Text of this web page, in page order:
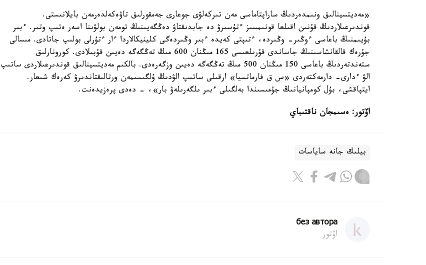
«مەديتسينالىق ونىمدەردىڭ ساراپتاماسى مەن تىركەلۋى جوعارى جەمقورلىق تاۋەكەلدەرمەن بايلانىستى.
قوندىرعىلاردىڭ قۇنىن اقىلعا قونىمسىز ءتۇسىرۋ دە جابدىقتاۋ دەڭگەيىنىڭ تومەن بولۋىنا اسەر ەتىپ وتىر. ءبىر
بۇيىمنىڭ باعاسى ءوڭىر- وڭىردە، ءتىپتى كەيدە ءبىر وڭىردەگى كلينيكالاردا ءار ءتۇرلى بولىپ جاتادى. مىسالى
جۇرەك قالقانشاسىنىڭ جاساندى قۇرىلعىسى 165 مىڭنان 600 مىڭ تەڭگەگە دەيىن قۇبىلادى. كورونارلىق
ستەندتەردىڭ باعاسى 150 مىڭنان 500 مىڭ تەڭگەگە دەيىن وزگەرەدى. بالكىم مەديتسينالىق قوندىرعىلاردى ساتىپ
الۋ ءدارى- دارمەكتەردى «س ق فارماتسيا» ارقىلى ساتىپ الۋدىڭ ۇلگىسىمەن ورتالىقتاندىرۋ كەرەك شىعار.
ايتپاقشى، بۇل كومپانيانىڭ جۇمىسىندا بەلگىلى ءبىر ىلگەرىلەۋ بار»، - دەدى پرەزيدەنت.
اۆتور: ەسىمجان ناقتىباي
بيلىك جانە ساياسات
без автора
اۆتور